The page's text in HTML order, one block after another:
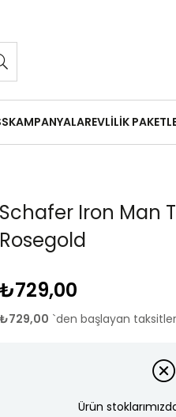
KAMPANYALAREVLİLİK
Schafer Iron Man
Rosegold
₺729,00
₺729,00 `den başlayan
Ürün